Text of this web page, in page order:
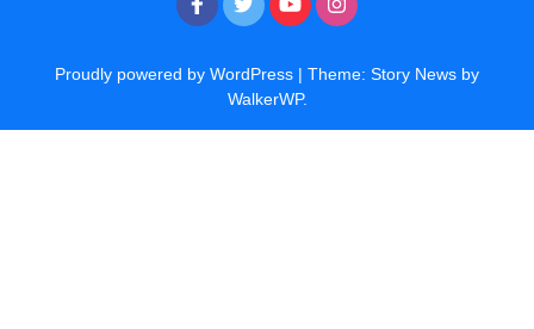
Proudly powered by WordPress | Theme: Story News by
WalkerWP.